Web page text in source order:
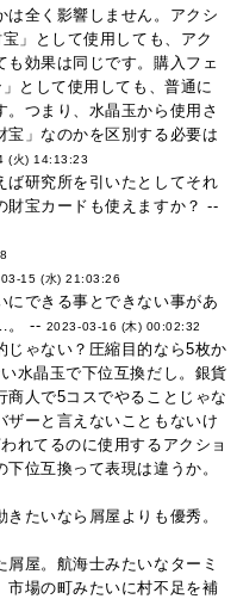
は全く影響しません。アクシ
」として使用しても、アク
も効果は同じです。購入フェ
として使用しても、普通に
。つまり、水晶玉から使用さ
宝」なのかを区別する必要は
(火) 14:13:23
ば研究所を引いたとしてそれ
財宝カードも使えますか？ --
15 (水) 21:03:26
にできる事とできない事があ
。 -- 2023-03-16 (木) 00:02:32
じゃない？圧縮目的なら5枚か
水晶玉で下位互換だし。銀貨
商人で5コスでやることじゃな
ザーと言えないこともないけ
れてるのに使用するアクショ
位互換って表現は違うか。
たいなら屑屋よりも優秀。
屋。航海士みたいなターミ
市場の町みたいに村不足を補